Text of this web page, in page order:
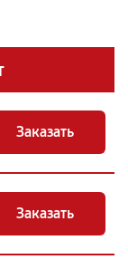
Заказать
Заказать